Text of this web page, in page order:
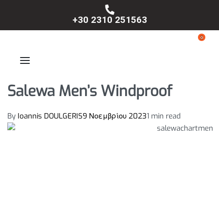
+30 2310 251563
0
Salewa Men’s Windproof
By Ioannis DOULGERIS9 Νοεμβρίου 20231 min read